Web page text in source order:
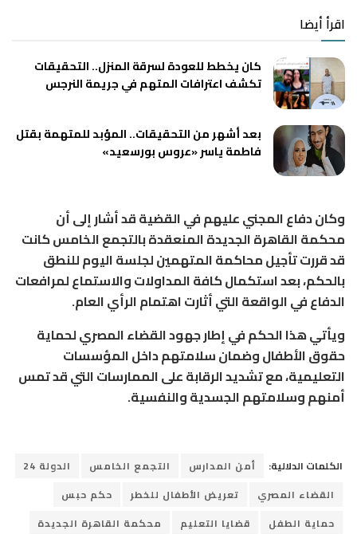
اقرأ أيضا
كان يخطط للعودة لسرقة المنزل.. التحقيقات
تكشف اعترافات المتهم في جريمة النرجس
بعد أشهر من التحقيقات.. المؤبد للمتهمة بقتل
فاطمة ياسر «عروس بورسعيد»
وكان دفاع المجني عليهم في القضية قد أشار إلى أن
محكمة القاهرة الجديدة المنعقدة بالتجمع الخامس كانت
قد قررت تأجيل محاكمة المتهمين لجلسة اليوم للنطق
بالحكم، بعد استكمال كافة المداولات والاستماع لمرافعات
الدفاع في الواقعة التي أثارت اهتمام الرأي العام.
ويأتي هذا الحكم في إطار جهود القضاء المصري لحماية
حقوق الأطفال وضمان سلامتهم داخل المؤسسات
التعليمية، مع تشديد الرقابة على الممارسات التي قد تمس
أمنهم وسلامتهم الجسدية والنفسية.
الكلمات الدلالية: أمن المدارس التجمع الخامس
الدولة 24
القضاء المصري
تعريض الأطفال للخطر
حكم حبس
حماية الطفل
قضايا التعليم
محكمة القاهرة الجديدة